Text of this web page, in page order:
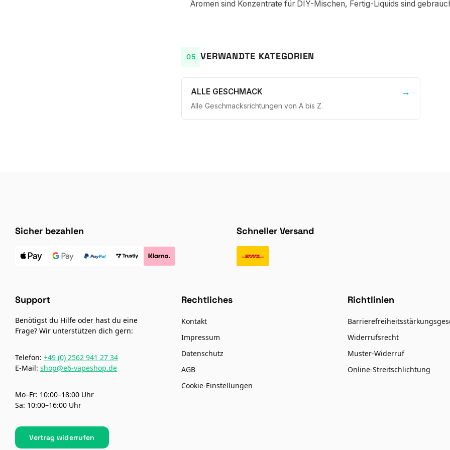
Aromen sind Konzentrate für DIY-Mischen, Fertig-Liquids sind
VERWANDTE KATEGORIEN
ALLE GESCHMACK
Alle Geschmacksrichtungen von A bis Z.
Sicher bezahlen Schneller Versand
Support
Benötigst du Hilfe oder hast du eine
Frage? Wir unterstützen dich gern:
Telefon: +49 (0) 2562 941 27 34
E-Mail: shop@e6-vapeshop.de
Mo–Fr: 10:00–18:00 Uhr
Sa: 10:00–16:00 Uhr
Vertrag widerrufen
Rechtliches
Kontakt
Impressum
Datenschutz
AGB
Cookie-Einstellungen
Richtlinien
Widerrufsrecht
Muster-Widerruf
Online-Streitschlichtung